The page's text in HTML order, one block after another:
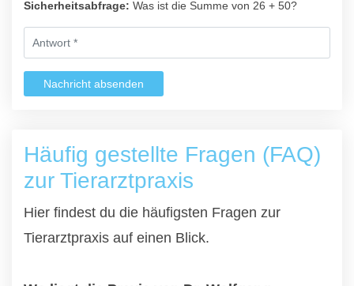
Sicherheitsabfrage: Was ist die Summe von 26 + 50?
Nachricht absenden
Häufig gestellte Fragen (FAQ)
zur Tierarztpraxis
Hier findest du die häufigsten Fragen zur
Tierarztpraxis auf einen Blick.